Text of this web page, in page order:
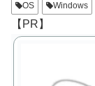
OS Windows
【PR】